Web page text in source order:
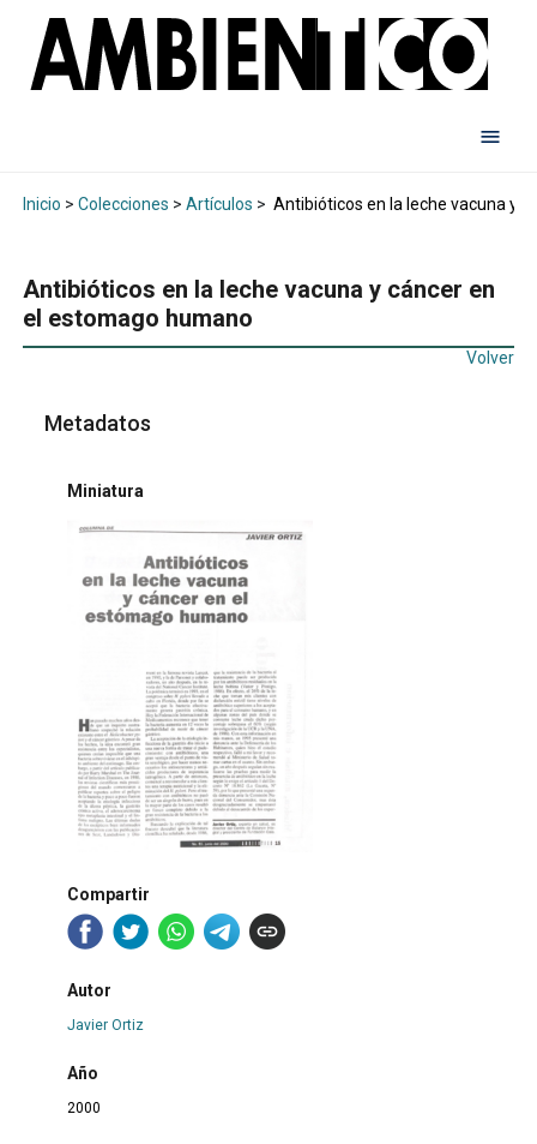
Inicio > Colecciones > Artículos > Antibióticos en la leche vacuna y
Antibióticos en la leche vacuna y cáncer en
el estomago humano
Volver
Metadatos
Miniatura
Compartir
Autor
Javier Ortiz
Año
2000